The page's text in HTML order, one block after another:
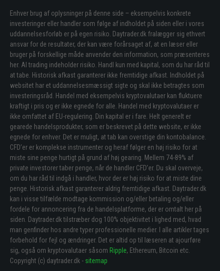
Enhver brug af oplysninger på denne side – eksempelvis konkrete
investeringer eller handler som følge af indholdet på siden eller i vores
uddannelsesforløb er på egen risiko. Daytrader.dk fralægger sig ethvert
ansvar for de resultater, der kan være forårsaget af, at en læser eller
bruger på forskellige måde anvender den information, som præsenteres
her. Al trading indeholder risiko. Handl kun med kapital, som du har råd til
at tabe. Historisk afkast garanterer ikke fremtidige afkast. Indholdet på
websitet har et uddannelsesmæssigt sigte og skal ikke betragtes som
investeringsråd. Handel med eksempelvis kryptovalutaer kan fluktuere
kraftigt i pris og er ikke egnede for alle. Handel med kryptovalutaer er
ikke omfattet af EU-regulering. Din kapital er i fare. Helt generelt er
gearede handelsprodukter, som er beskrevet på dette website, er ikke
egnede for enhver. Det er muligt, at tab kan overstige din kontobalance.
CFD’er er komplekse instrumenter og heraf følger en høj risiko for at
miste sine penge hurtigt på grund af høj gearing. Mellem 74-89% af
private investorer taber penge, når de handler CFD’er. Du skal overveje,
om du har råd til indgå i handler, hvor der er høj risiko for at miste dine
penge. Historisk afkast garanterer aldrig fremtidige afkast. Daytrader.dk
kan i visse tilfælde modtage kommission og/eller betaling og/eller
fordele for annoncering fra de handelsplatforme, der er omtalt her på
siden. Daytrader.dk tilstræber dog 100% objektivitet i lighed med, hvad
man genfinder hos andre typer professionelle medier. I alle artikler tages
forbehold for fejl og ændringer. Det er altid op til læseren at ajourføre
sig, også om kryptovalutaer såsom Ripple, Ethereum, Bitcoin etc.
Copyright (c) daytrader.dk - sitemap